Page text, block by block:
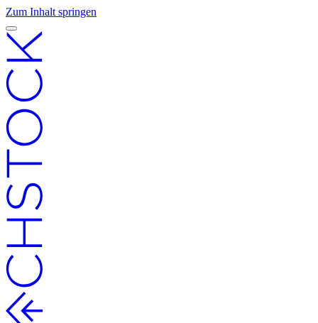
Zum Inhalt springen